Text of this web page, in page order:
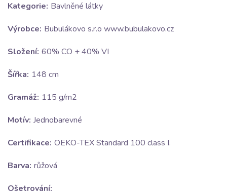
Kategorie: Bavlněné látky
Výrobce: Bubulákovo s.r.o www.bubulakovo.cz
Složení: 60% CO + 40% VI
Šířka: 148 cm
Gramáž: 115 g/m2
Motív: Jednobarevné
Certifikace: OEKO-TEX Standard 100 class I.
Barva: růžová
Ošetrování: